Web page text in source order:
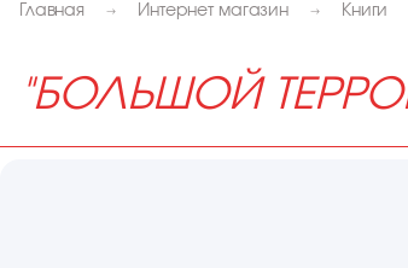
Главная Интернет магазин Книги
"БОЛЬШОЙ